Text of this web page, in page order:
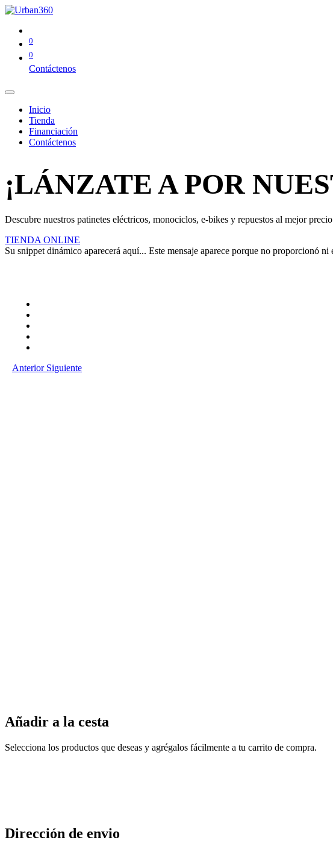
0
0
Contáctenos
Inicio
Tienda
Financiación
Contáctenos
¡LÁNZATE A POR
Descubre nuestros patinetes eléctricos, monociclos, e-bikes y repuestos al mejor
TIENDA ONLINE
Su snippet dinámico aparecerá aquí... Este mensaje aparece porque no proporcionó
Anterior Siguiente
Añadir a la cesta
Selecciona los productos que deseas y agrégalos fácilmente a tu carrito de compra.
Dirección de envio